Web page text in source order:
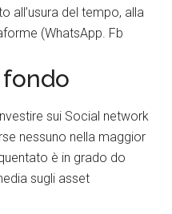
all’usura del tempo, alla
(WhatsApp. Fb
sui Social network
nessuno nella maggior
è in grado do
sugli asset